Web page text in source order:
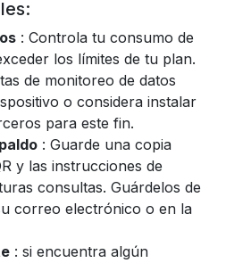
: Controla tu consumo de
los límites de tu plan.
de monitoreo de datos
o considera instalar
para este fin.
: Guarde una copia
y las instrucciones de
consultas. Guárdelos de
correo electrónico o en la
: si encuentra algún